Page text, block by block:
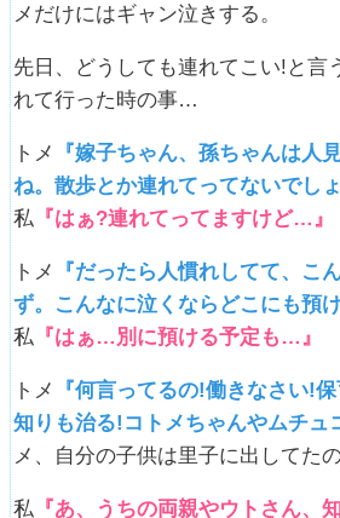
メだけにはギャン泣きする。
先日、どうしても連れてこい!と言
れて行った時の事…
トメ
『嫁子ちゃん、孫ちゃんは人
ね。散歩とか連れてってないでしょ
私 『はぁ?連れてってますけど…』
トメ
『だったら人慣れしてて、こ
ず。こんなに泣くならどこにも預
私 『はぁ…別に預ける予定も…』
トメ
『何言ってるの!働きなさい!
知りも治る!コトメちゃんやムチュ
メ、自分の子供は里子に出してた
私 『あ、うちの両親やウトさん、